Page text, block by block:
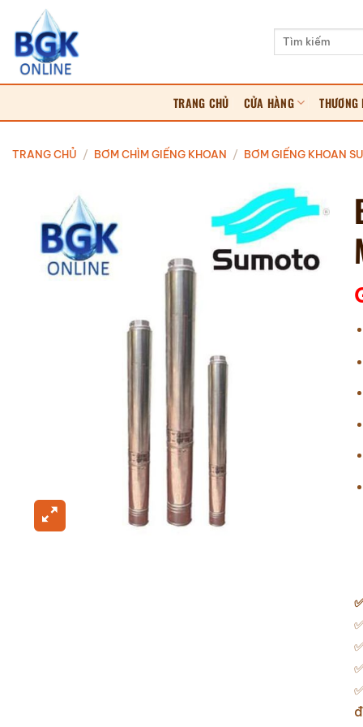
qua
nội
dung
Tìm
TRANG CHỦ CỬA HÀNG THƯƠNG
TRANG CHỦ / BƠM CHÌM GIẾNG KHOAN / BƠM GIẾNG KHOAN